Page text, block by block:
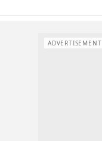
ADVERTISEMENT